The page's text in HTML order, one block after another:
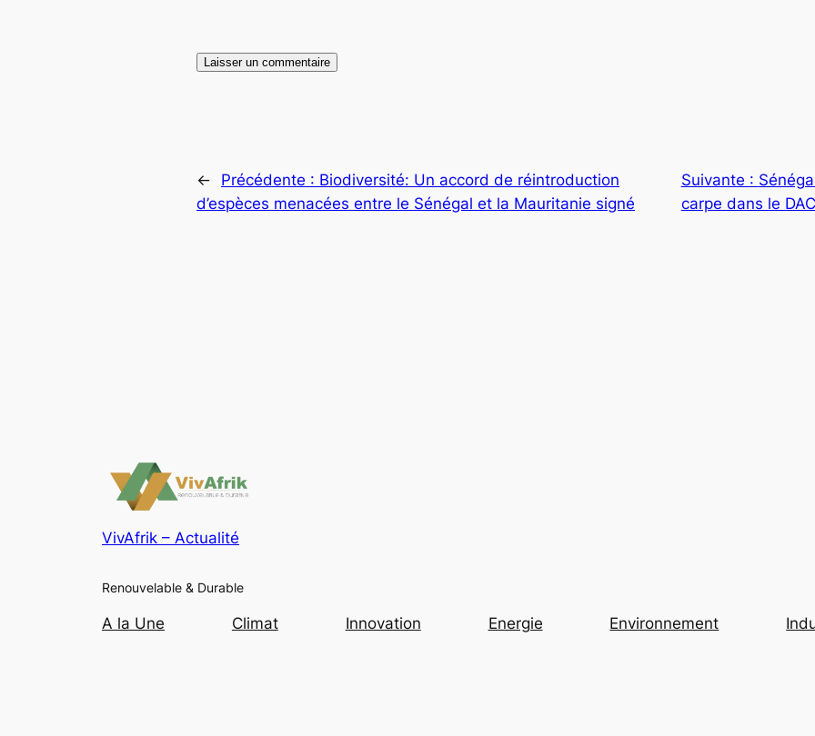
← Précédente : Biodiversité: Un accord de réintroduction
d’espèces menacées entre le Sénégal et la Mauritanie signé
Suivante :
carpe dans le
VivAfrik – Actualité
Renouvelable & Durable
A la Une Climat Innovation Energie Environnement